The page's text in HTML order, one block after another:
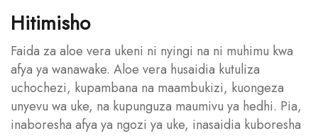
Hitimisho
Faida za aloe vera ukeni ni nyingi na ni muhimu kwa
afya ya wanawake. Aloe vera husaidia kutuliza
uchochezi, kupambana na maambukizi, kuongeza
unyevu wa uke, na kupunguza maumivu ya hedhi. Pia,
inaboresha afya ya ngozi ya uke, inasaidia kuboresha